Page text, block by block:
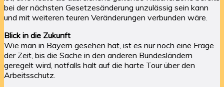
bei der nächsten Gesetzesänderung unzulässig sein kann
und mit weiteren teuren Veränderungen verbunden wäre.
Blick in die Zukunft
Wie man in Bayern gesehen hat, ist es nur noch eine Frage
der Zeit, bis die Sache in den anderen Bundesländern
geregelt wird, notfalls halt auf die harte Tour über den
Arbeitsschutz.